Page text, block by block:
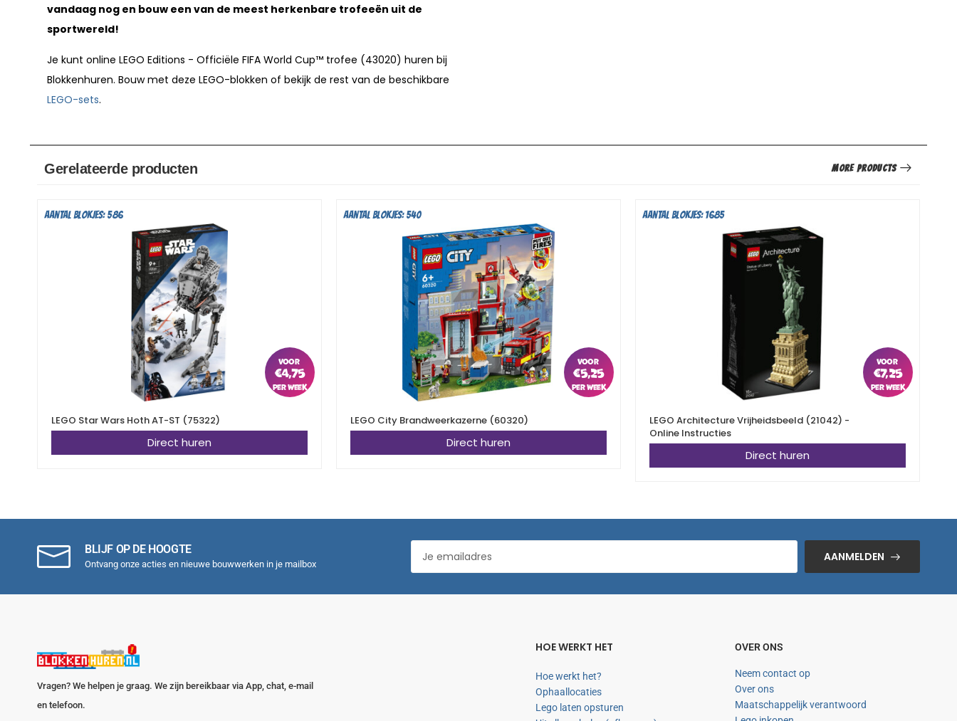
vandaag nog en bouw een van de meest herkenbare trofeeën uit de
sportwereld!
Je kunt online LEGO Editions - Officiële FIFA World Cup™ trofee (43020) huren bij
Blokkenhuren. Bouw met deze LEGO-blokken of bekijk de rest van de beschikbare
LEGO-sets.
Gerelateerde producten More Products
Aantal blokjes: 586
€4,75
LEGO Star Wars Hoth AT-ST (75322)
Direct huren
Aantal blokjes: 540
€5,25
LEGO City Brandweerkazerne (60320)
Direct huren
Aantal blokjes: 1685
€7,25
LEGO Architecture Vrijheidsbeeld (21042) -
Online Instructies
Direct huren
BLIJF OP DE HOOGTE
Ontvang onze acties en nieuwe bouwwerken in je mailbox
AANMELDEN
Vragen? We helpen je graag. We zijn bereikbaar via App, chat, e-mail
en telefoon.
HOE WERKT HET
Hoe werkt het?
Ophaallocaties
Lego laten opsturen
OVER ONS
Neem contact op
Over ons
Maatschappelijk verantwoord